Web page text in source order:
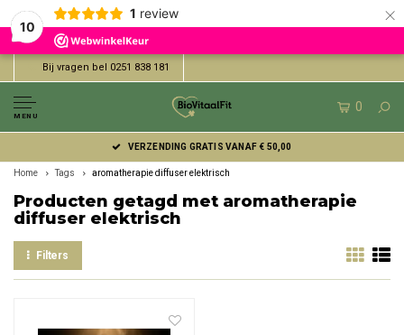
10
1 review ×
Bij vragen bel 0251 838 181
MENU
0
VERZENDING GRATIS VANAF € 50,00
Home Tags aromatherapie diffuser elektrisch
Producten getagd met aromatherapie
diffuser elektrisch
Filters